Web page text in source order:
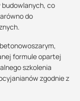
budowlanych, co
do
formule opartej
szkolenia
zgodnie z